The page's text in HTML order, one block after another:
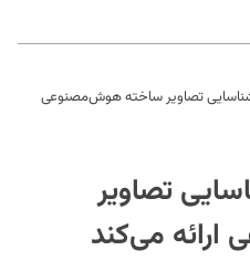
شناسایی تصاویر ساخته هوش‌مصنوعی
تصاویر
می‌کند